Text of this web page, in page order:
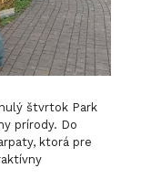
štvrtok Park
prírody. Do
ktorá pre